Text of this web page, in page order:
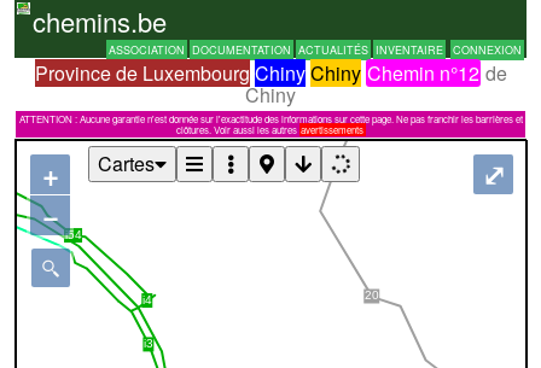
chemins.be
ASSOCIATION DOCUMENTATION ACTUALITÉS INVENTAIRE CONNEXION
Province de Luxembourg ChinyChiny Chemin n°12 de
Chiny
ATTENTION : Aucune garantie n'est donnée sur l'exactitude des informations sur cette page. Ne pas franchir les barrières et
clôtures. Voir aussi les autres avertissements
+
−
⤢
Cartes